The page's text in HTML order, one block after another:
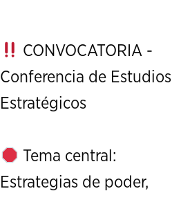
CONVOCATORIA -
Conferencia de Estudios
Estratégicos
Tema central:
Estrategias de poder,